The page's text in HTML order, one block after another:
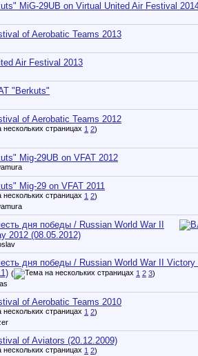
MiG-29UB on Virtual United Air Festival
of Aerobatic Teams 2013
Air Festival 2013
"Berkuts"
of Aerobatic Teams 2012
1 2)
Mig-29UB on VFAT 2012
Mig-29 on VFAT 2011
1 2)
дня победы / Russian World War II
2012 (08.05.2012)
дня победы / Russian World War II Victory
( 1 2 3)
of Aerobatic Teams 2010
1 2)
of Aviators (20.12.2009)
1 2)